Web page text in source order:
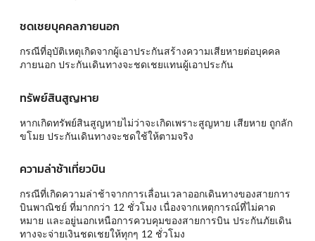
ชดเชยบุคคลภายนอก
กรณีที่อุบัติเหตุเกิดจากผู้เอาประกันสร้างความเสียหายต่อบุคคล
ภายนอก ประกันเดินทางจะชดเชยแทนผู้เอาประกัน
ทรัพย์สินสูญหาย
หากเกิดทรัพย์สินสูญหายไม่ว่าจะเกิดเพราะสูญหาย เสียหาย ถูกลัก
ขโมย ประกันเดินทางจะชดใช้ให้ตามจริง
ความล่าช้าเที่ยวบิน
กรณีที่เกิดความล่าช้าจากการเลื่อนเวลาออกเดินทางของสายการ
บินพาณิชย์ ที่มากกว่า 12 ชั่วโมง เนื่องจากเหตุการณ์ที่ไม่คาด
หมาย และอยู่นอกเหนือการควบคุมของสายการบิน ประกันภัยเดิน
ทางจะจ่ายเงินชดเชยให้ทุกๆ 12 ชั่วโมง